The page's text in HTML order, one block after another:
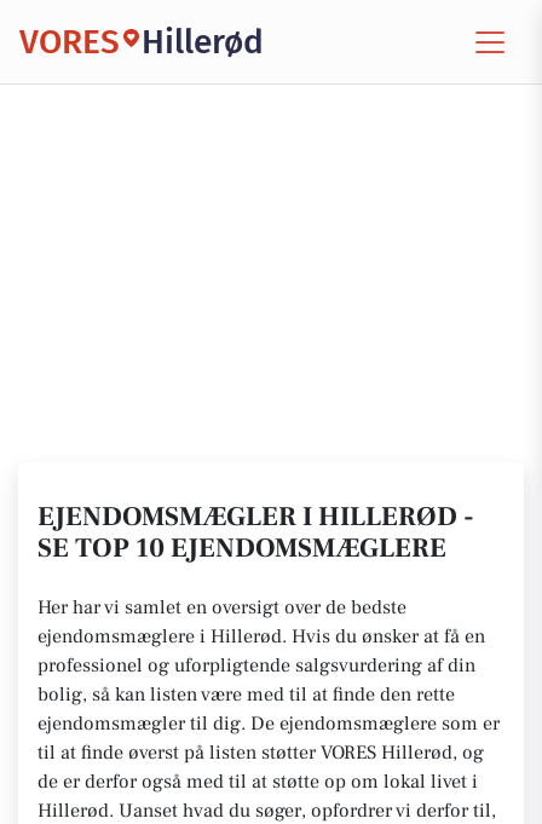
VORES Hillerød
EJENDOMSMÆGLER I HILLERØD -
SE TOP 10 EJENDOMSMÆGLERE
Her har vi samlet en oversigt over de bedste
ejendomsmæglere i Hillerød. Hvis du ønsker at få en
professionel og uforpligtende salgsvurdering af din
bolig, så kan listen være med til at finde den rette
ejendomsmægler til dig. De ejendomsmæglere som er
til at finde øverst på listen støtter VORES Hillerød, og
de er derfor også med til at støtte op om lokal livet i
Hillerød. Uanset hvad du søger, opfordrer vi derfor til,